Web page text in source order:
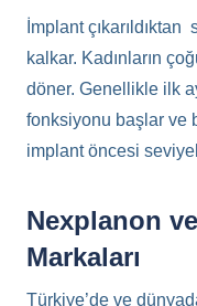
İmplant
kalkar. Kadınların
döner. Genellikle ilk
fonksiyonu başlar ve
implant öncesi
Nexplanon
Markaları
Türkiye’de ve